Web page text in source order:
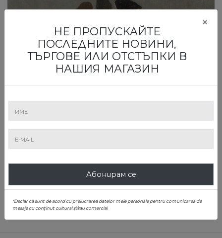
НЕ ПРОПУСКАЙТЕ
ПОСЛЕДНИТЕ НОВИНИ,
ТЪРГОВЕ ИЛИ ОТСТЪПКИ В
НАШИЯ МАГАЗИН
×
Абонирам се
*Declar că sunt de acord cu prelucrarea datelor mele personale pentru comunicarea de
mesaje cu conținut cultural și/sau comercial